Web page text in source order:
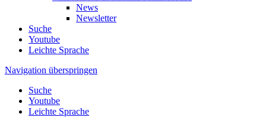
News
Newsletter
Suche
Youtube
Leichte Sprache
Navigation überspringen
Suche
Youtube
Leichte Sprache